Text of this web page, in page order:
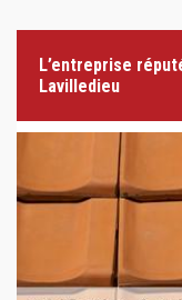
L’entreprise
Lavilledieu